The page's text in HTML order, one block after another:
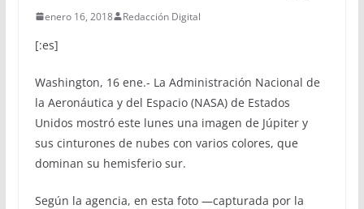
enero 16, 2018 Redacción Digital
[:es]
Washington, 16 ene.- La Administración Nacional de
la Aeronáutica y del Espacio (NASA) de Estados
Unidos mostró este lunes una imagen de Júpiter y
sus cinturones de nubes con varios colores, que
dominan su hemisferio sur.
Según la agencia, en esta foto —capturada por la